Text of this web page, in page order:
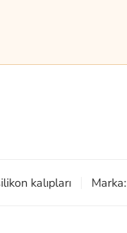
kalıpları Marka: